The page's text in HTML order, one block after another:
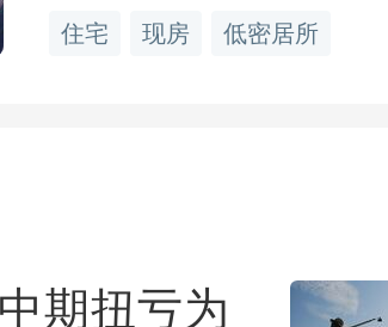
家庭很少，除了
室外型燃气热水
这也是原因之一
住宅 现房 低密居所
期扭亏为